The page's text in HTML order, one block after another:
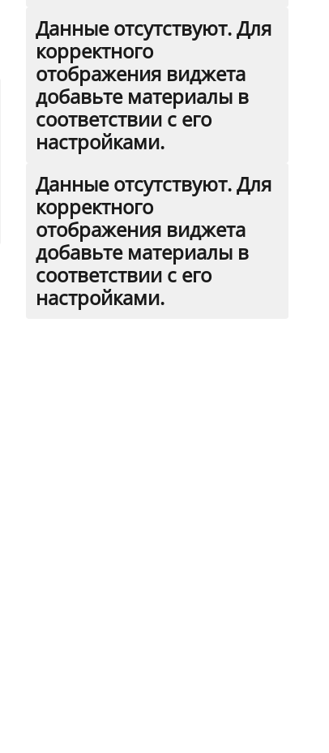
Данные отсутствуют. Для
корректного
отображения виджета
добавьте материалы в
соответствии с его
настройками.
Данные отсутствуют. Для
корректного
отображения виджета
добавьте материалы в
соответствии с его
настройками.